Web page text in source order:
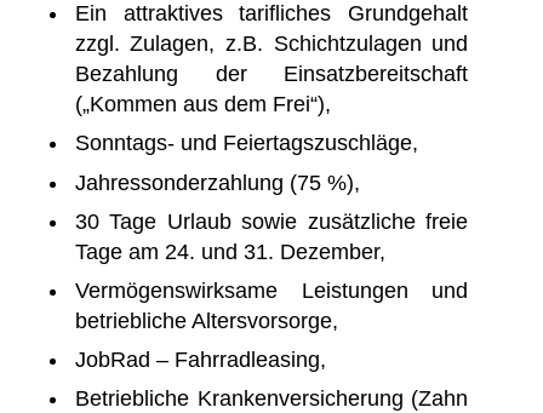
Ein attraktives tarifliches Grundgehalt
zzgl. Zulagen, z.B. Schichtzulagen und
Bezahlung der Einsatzbereitschaft
(„Kommen aus dem Frei“),
Sonntags- und Feiertagszuschläge,
Jahressonderzahlung (75 %),
30 Tage Urlaub sowie zusätzliche freie
Tage am 24. und 31. Dezember,
Vermögenswirksame Leistungen und
betriebliche Altersvorsorge,
JobRad – Fahrradleasing,
Betriebliche Krankenversicherung (Zahn